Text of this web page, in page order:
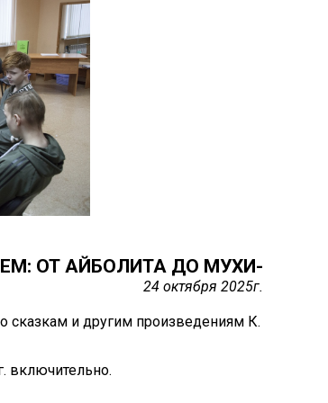
ОТ АЙБОЛИТА ДО МУХИ-
24 октября 2025г.
сказкам и другим произведениям К.
включительно.